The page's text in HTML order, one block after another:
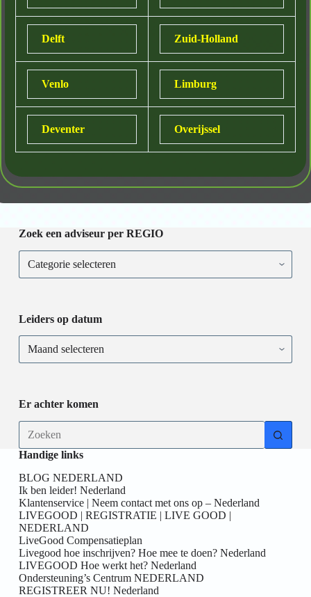
Delft Zuid-Holland
Venlo Limburg
Deventer Overijssel
Zoek een adviseur per REGIO
Leiders op datum
Er achter komen
Handige links
BLOG NEDERLAND
Ik ben leider! Nederland
Klantenservice | Neem contact met ons op – Nederland
LIVEGOOD | REGISTRATIE | LIVE GOOD |
NEDERLAND
LiveGood Compensatieplan
Livegood hoe inschrijven? Hoe mee te doen? Nederland
LIVEGOOD Hoe werkt het? Nederland
Ondersteuning’s Centrum NEDERLAND
REGISTREER NU! Nederland